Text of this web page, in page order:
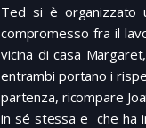
Ted si è organizzato
compromesso fra il
vicina di casa
entrambi portano i
partenza, ricompare
in sé stessa e che ha